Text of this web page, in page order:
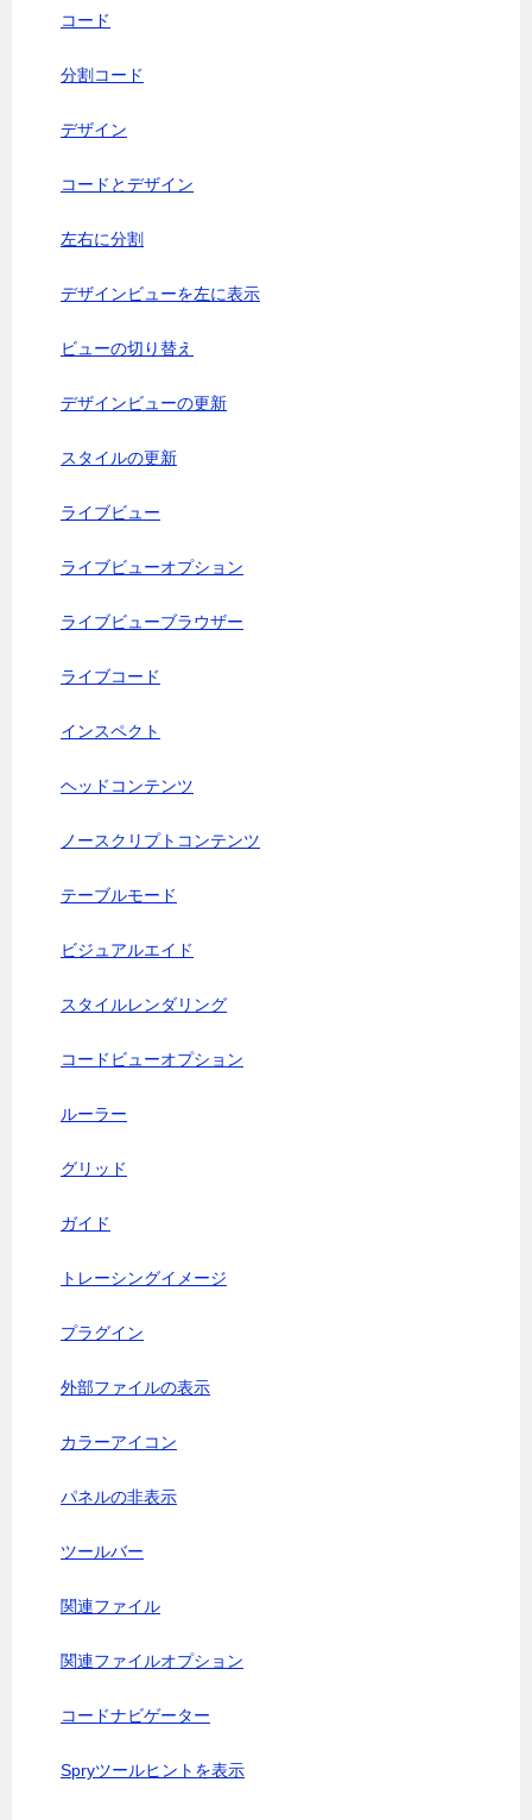
コード
分割コード
デザイン
コードとデザイン
左右に分割
デザインビューを左に表示
ビューの切り替え
デザインビューの更新
スタイルの更新
ライブビュー
ライブビューオプション
ライブビューブラウザー
ライブコード
インスペクト
ヘッドコンテンツ
ノースクリプトコンテンツ
テーブルモード
ビジュアルエイド
スタイルレンダリング
コードビューオプション
ルーラー
グリッド
ガイド
トレーシングイメージ
プラグイン
外部ファイルの表示
カラーアイコン
パネルの非表示
ツールバー
関連ファイル
関連ファイルオプション
コードナビゲーター
Spryツールヒントを表示